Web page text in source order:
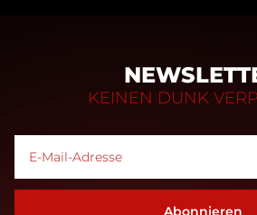
KEINEN DUNK